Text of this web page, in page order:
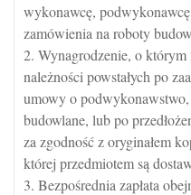
wykonawcę,
zamówienia na roboty
2. Wynagrodzenie, o
należności powstałych po
umowy o
budowlane, lub po
za zgodność z oryginałem
której przedmiotem są
3. Bezpośrednia zapłata